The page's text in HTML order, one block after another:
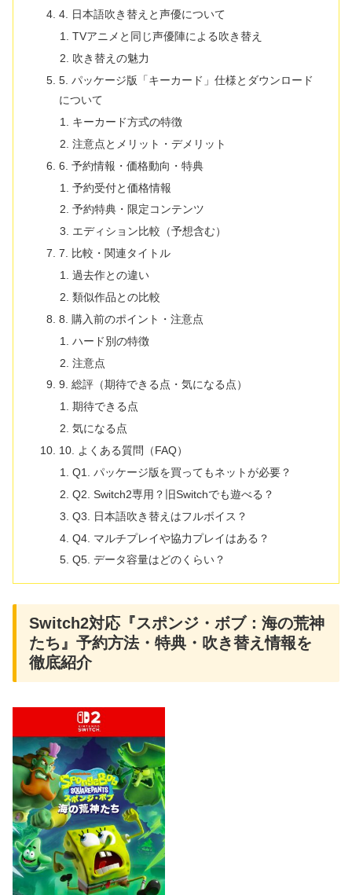
4. 日本語吹き替えと声優について
TVアニメと同じ声優陣による吹き替え
吹き替えの魅力
5. パッケージ版「キーカード」仕様とダウンロード
について
キーカード方式の特徴
注意点とメリット・デメリット
6. 予約情報・価格動向・特典
予約受付と価格情報
予約特典・限定コンテンツ
エディション比較（予想含む）
7. 比較・関連タイトル
過去作との違い
類似作品との比較
8. 購入前のポイント・注意点
ハード別の特徴
注意点
9. 総評（期待できる点・気になる点）
期待できる点
気になる点
10. よくある質問（FAQ）
Q1. パッケージ版を買ってもネットが必要？
Q2. Switch2専用？旧Switchでも遊べる？
Q3. 日本語吹き替えはフルボイス？
Q4. マルチプレイや協力プレイはある？
Q5. データ容量はどのくらい？
Switch2対応『スポンジ・ボブ：海の荒神
たち』予約方法・特典・吹き替え情報を
徹底紹介